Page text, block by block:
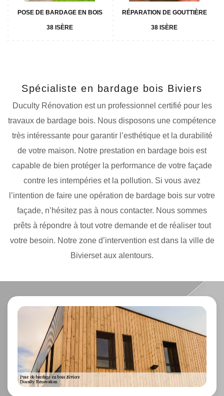
POSE DE BARDAGE EN BOIS
38 ISÈRE
RÉPARATION DE GOUTTIÈRE
38 ISÈRE
Spécialiste en bardage bois Biviers
Duculty Rénovation est un professionnel certifié pour les
travaux de bardage bois. Nous disposons une compétence
très intéressante pour garantir l’esthétique et la durabilité
de votre maison. Notre prestation en bardage bois est
capable de bien protéger la performance de votre façade
contre les intempéries et la pollution. Si vous avez
l’intention de faire une opération de bardage bois sur votre
façade, n’hésitez pas à nous contacter. Nous sommes
prêts à répondre à tout votre demande et de réaliser tout
votre besoin. Notre zone d’intervention est dans la ville de
Bivierset aux alentours.